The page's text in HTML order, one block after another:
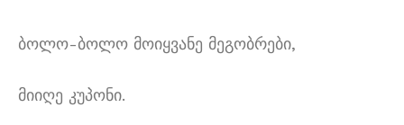
ბოლო-ბოლო მოიყვანე მეგობრები,
მიიღე კუპონი.